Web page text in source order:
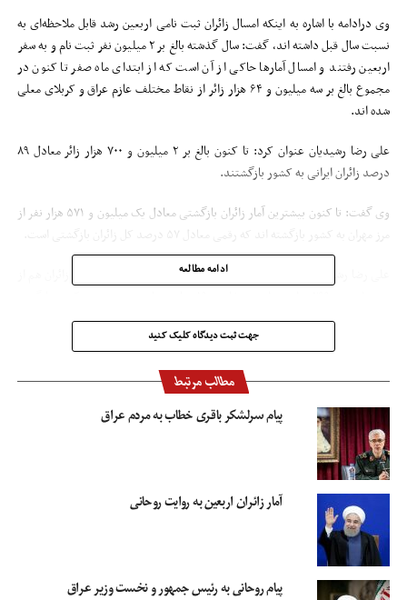
وی درادامه با اشاره به اینکه امسال زائران ثبت نامی اربعین رشد قابل ملاحظه‌ای به
نسبت سال قبل داشته اند، گفت: سال گذشته بالغ بر ۲ میلیون نفر ثبت نام و به سفر
اربعین رفتند و امسال آمار‌ها حاکی از آن است که از ابتدای ماه صفر تا کنون در
مجموع بالغ بر سه میلیون و ۶۴ هزار زائر از نقاط مختلف عازم عراق و کربلای معلی
شده اند.
علی رضا رشیدیان عنوان کرد: تا کنون بالغ بر ۲ میلیون و ۷۰۰ هزار زائر معادل ۸۹
درصد زائران ایرانی به کشور بازگشتند.
وی گفت: تا کنون بیشترین آمار زائران بازگشتی معادل یک میلیون و ۵۷۱ هزار نفر از
مرز مهران به کشور بازگشته اند که رقمی معادل ۵۷ درصد کل زائران بازگشتی است.
نفررسیده است.
رشیدیان با بیان اینکه روند بازگشت زائران اکنون که یک روز بعد از اربعین است تا
به مرور طی روز‌های آتی به کشور باز می‌گردند.
ارز برای اربعین
سامانه سماح
جهت ثبت دیدگاه کلیک کنید
ادامه مطالعه
مطالب مرتبط
پیام سرلشکر باقری خطاب به مردم عراق
آمار زائران اربعین به روایت روحانی
پیام روحانی به رئیس جمهور و نخست وزیر عراق